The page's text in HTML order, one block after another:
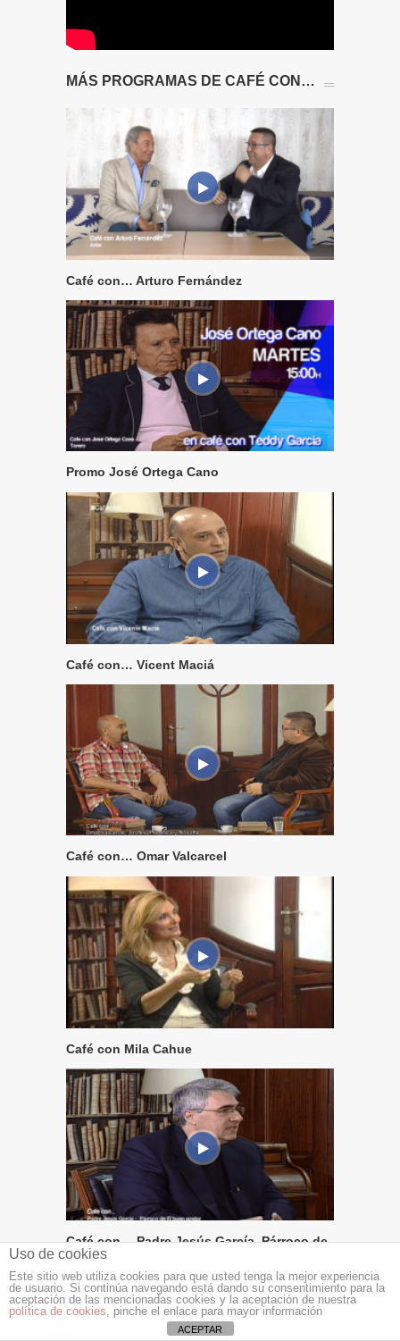
MÁS PROGRAMAS DE CAFÉ CON…
Café con… Arturo Fernández
Promo José Ortega Cano
Café con… Vicent Maciá
Café con… Omar Valcarcel
Café con Mila Cahue
Café con… Padre Jesús García, Párroco de
El buen pastor
Uso de cookies
Este sitio web utiliza cookies para que usted tenga la mejor experiencia
de usuario. Si continúa navegando está dando su consentimiento para la
aceptación de las mencionadas cookies y la aceptación de nuestra
política de cookies, pinche el enlace para mayor información
ACEPTAR